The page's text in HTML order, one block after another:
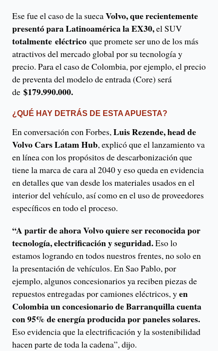
Ese fue el caso de la suecaVolvo, que recientemente
presentó para Latinoamérica la EX30,el SUV
totalmente eléctrico que promete ser uno de los más
atractivos del mercado global por su tecnología y
precio. Para el caso de Colombia, por ejemplo, el precio
de preventa del modelo de entrada (Core) será
de $179.990.000.
¿QUÉ HAY DETRÁS DE ESTA APUESTA?
En conversación con Forbes,Luis Rezende, head de
Volvo Cars Latam Hub, explicó que el lanzamiento va
en línea con los propósitos de descarbonización que
tiene la marca de cara al 2040 y eso queda en evidencia
en detalles que van desde los materiales usados en el
interior del vehículo, así como en el uso de proveedores
específicos en todo el proceso.
“A partir de ahora Volvo quiere ser reconocida por
tecnología, electrificación y seguridad.Eso lo
estamos logrando en todos nuestros frentes, no solo en
la presentación de vehículos. En Sao Pablo, por
ejemplo, algunos concesionarios ya reciben piezas de
repuestos entregadas por camiones eléctricos, yen
Colombia un concesionario de Barranquilla cuenta
con 95% de energía producida por paneles solares.
Eso evidencia que la electrificación y la sostenibilidad
hacen parte de toda la cadena”, dijo.